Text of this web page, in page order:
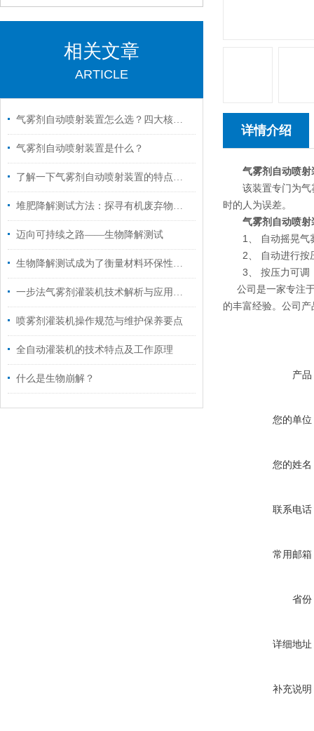
相关文章
ARTICLE
气雾剂自动喷射装置怎么选？四大核心维度精准避坑
气雾剂自动喷射装置是什么？
了解一下气雾剂自动喷射装置的特点有哪些吧
堆肥降解测试方法：探寻有机废弃物的“重生”密码
迈向可持续之路——生物降解测试
生物降解测试成为了衡量材料环保性能的重要标准之一
一步法气雾剂灌装机技术解析与应用优势
喷雾剂灌装机操作规范与维护保养要点
全自动灌装机的技术特点及工作原理
什么是生物崩解？
详情介绍
气雾剂自动喷射
该装置专门为气雾
时的人为误差。
气雾剂自动喷射
1、 自动摇晃气
2、 自动进行按
3、 按压力可调
公司是一家专注于
的丰富经验。公司
产品
您的单位
您的姓名
联系电话
常用邮箱
省份
详细地址
补充说明